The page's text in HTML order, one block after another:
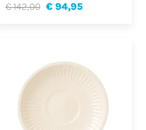
€ 142,00 € 94,95